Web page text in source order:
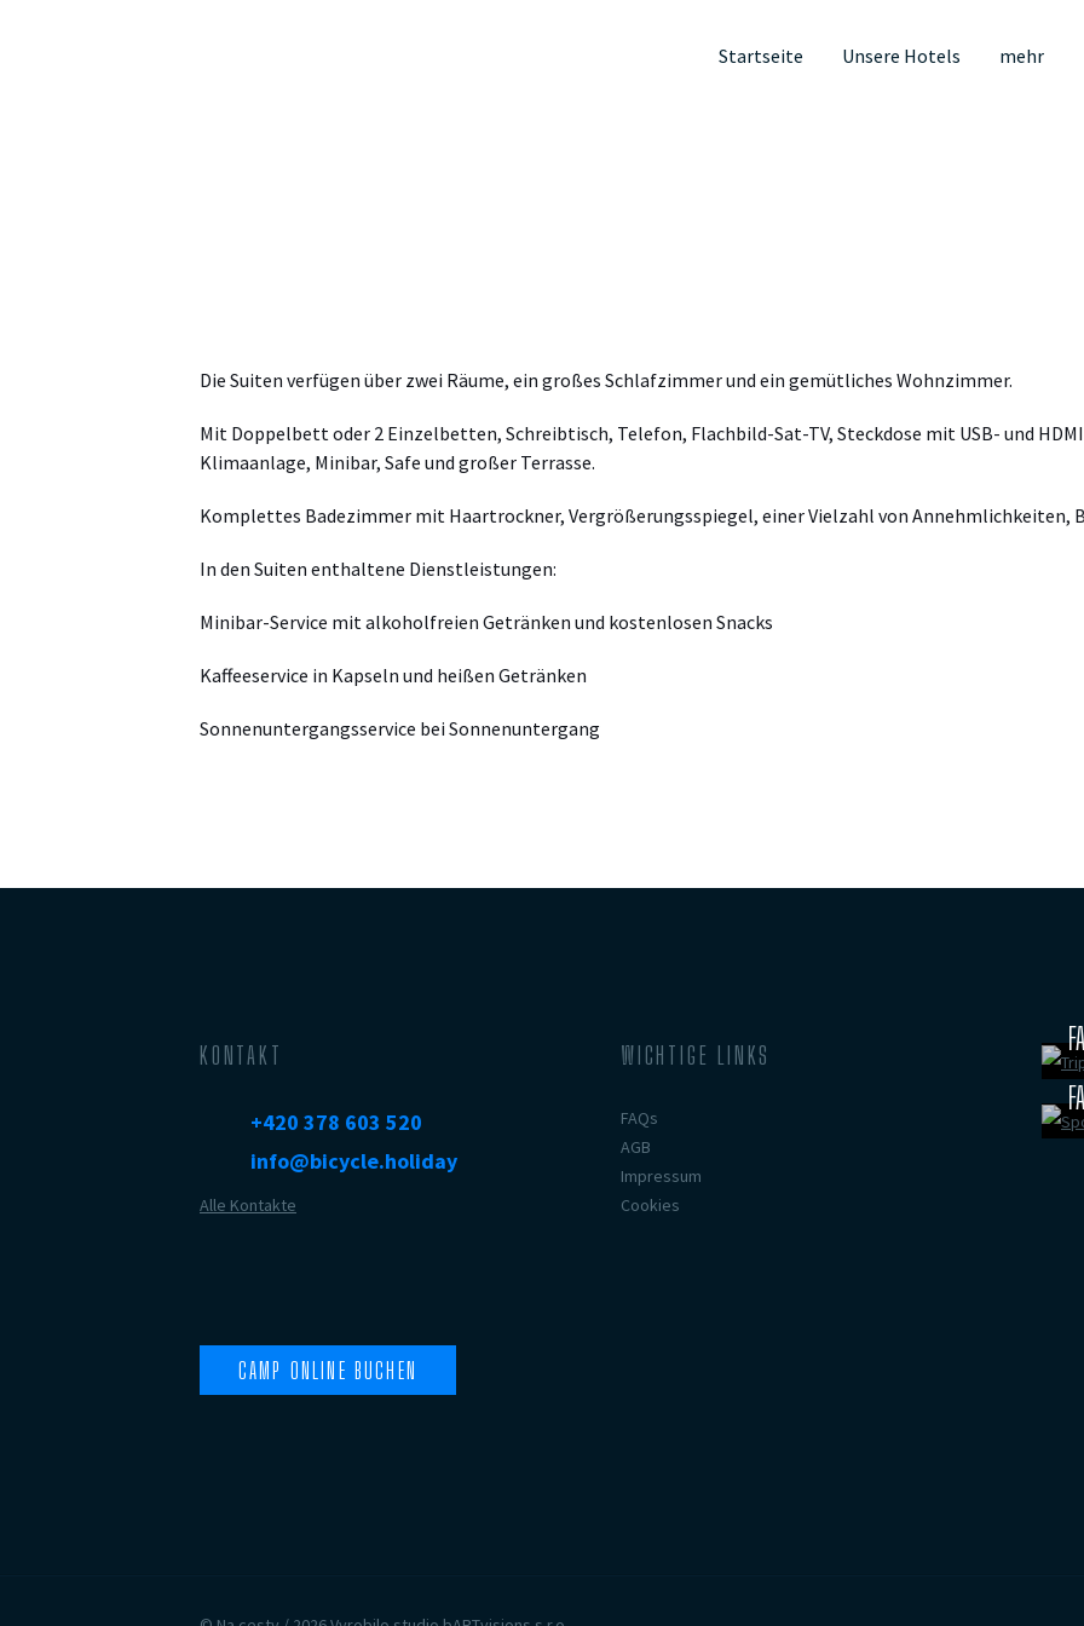
Startseite Unsere Hotels mehr
Die Suiten verfügen über zwei Räume, ein großes Schlafzimmer und ein gemütliches Wohnzimmer.
Mit Doppelbett oder 2 Einzelbetten, Schreibtisch, Telefon, Flachbild-Sat-TV, Steckdose mit USB- und
Klimaanlage, Minibar, Safe und großer Terrasse.
Komplettes Badezimmer mit Haartrockner, Vergrößerungsspiegel, einer Vielzahl von Annehmlichkeiten,
In den Suiten enthaltene Dienstleistungen:
Minibar-Service mit alkoholfreien Getränken und kostenlosen Snacks
Kaffeeservice in Kapseln und heißen Getränken
Sonnenuntergangsservice bei Sonnenuntergang
KONTAKT
+420 378 603 520
info@bicycle.holiday
Alle Kontakte
CAMP ONLINE BUCHEN
WICHTIGE LINKS
FAQs
AGB
Impressum
Cookies